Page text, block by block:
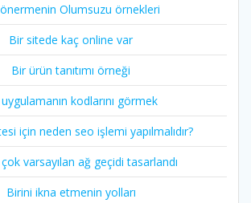
Olumsuzu örnekleri
Bir sitede kaç online var
Bir ürün tanıtımı örneği
kodlarını görmek
için neden seo işlemi yapılmalıdır?
varsayılan ağ geçidi tasarlandı
Birini ikna etmenin yolları